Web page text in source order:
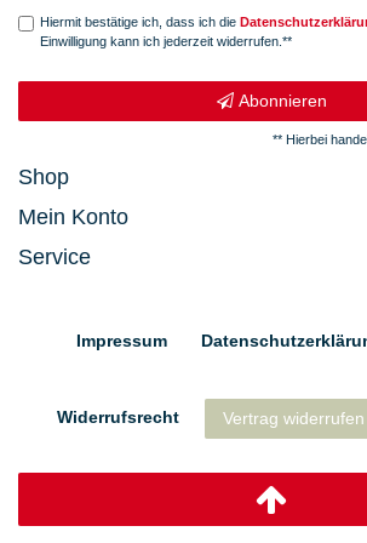
Hiermit bestätige ich, dass ich die
Einwilligung kann ich jederzeit widerrufen.**
Abonnieren
** Hierbei
Shop
Mein Konto
Service
Impressum
Widerrufs­recht Vertrag widerrufen